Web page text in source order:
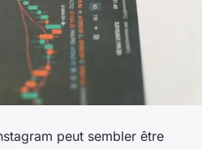
peut sembler être